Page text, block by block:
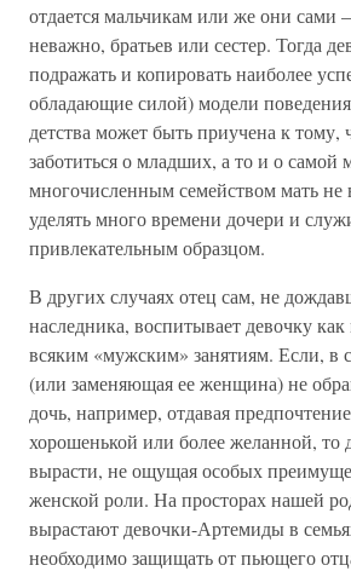
отдается мальчикам или же они сами
неважно, братьев или сестер. Тогда
подражать и копировать наиболее
обладающие силой) модели
детства может быть приучена к тому,
заботиться о младших, а то и о самой
многочисленным семейством мать не
уделять много времени дочери и
привлекательным образцом.
В других случаях отец сам, не
наследника, воспитывает девочку как
всяким «мужским» занятиям. Если, в
(или заменяющая ее женщина) не
дочь, например, отдавая
хорошенькой или более желанной, то
вырасти, не ощущая особых
женской роли. На просторах нашей
вырастают девочки-Артемиды в
необходимо защищать от пьющего